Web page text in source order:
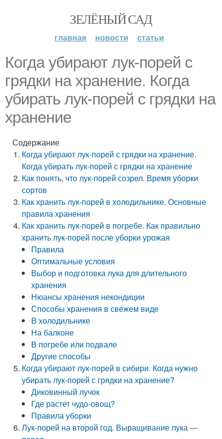
ЗЕЛЁНЫЙ САД
главная новости статьи
Когда убирают лук-порей с
грядки на хранение. Когда
убирать лук-порей с грядки на
хранение
Содержание
Когда убирают лук-порей с грядки на хранение.
Когда убирать лук-порей с грядки на хранение
Как понять, что лук-порей созрел. Время уборки
сортов
Как хранить лук-порей в холодильнике. Основные
правила хранения
Как хранить лук-порей в погребе. Как правильно
хранить лук-порей после уборки урожая
Правила
Оптимальные условия
Выбор и подготовка лука для длительного
хранения
Нюансы хранения некондиции
Способы хранения в свежем виде
В холодильнике
На балконе
В погребе или подвале
Другие способы
Когда убирают лук-порей в сибири. Когда нужно
убирать лук-порей с грядки на хранение?
Диковинный лучок
Где растет чудо-овощ?
Правила уборки
Лук-порей на второй год. Выращивание лука —